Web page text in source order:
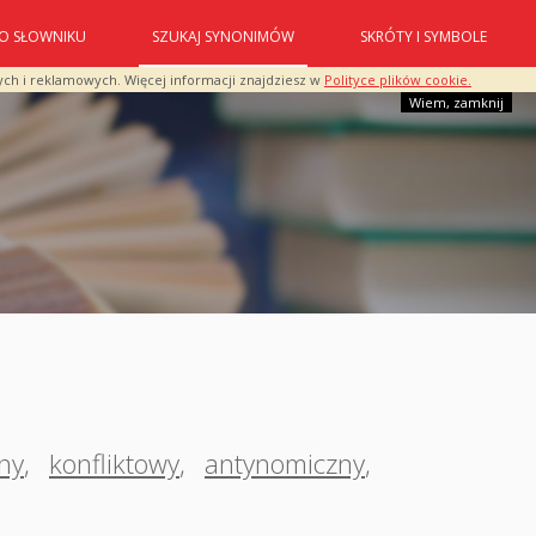
i reklamowych. Więcej informacji znajdziesz w Polityce plików cookie.
Wiem, zamknij
O SŁOWNIKU SZUKAJ SYNONIMÓW SKRÓTY I SYMBOLE
, konfliktowy, antynomiczny,